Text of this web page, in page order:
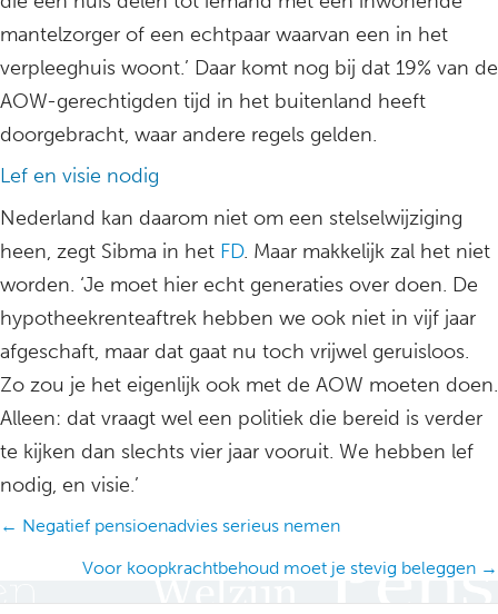
mantelzorger of een echtpaar waarvan een in het
verpleeghuis woont.’ Daar komt nog bij dat 19% van de
AOW-gerechtigden tijd in het buitenland heeft
doorgebracht, waar andere regels gelden.
Lef en visie nodig
Nederland kan daarom niet om een stelselwijziging
heen, zegt Sibma in het FD. Maar makkelijk zal het niet
worden. ‘Je moet hier echt generaties over doen. De
hypotheekrenteaftrek hebben we ook niet in vijf jaar
afgeschaft, maar dat gaat nu toch vrijwel geruisloos.
Zo zou je het eigenlijk ook met de AOW moeten doen.
Alleen: dat vraagt wel een politiek die bereid is verder
te kijken dan slechts vier jaar vooruit. We hebben lef
nodig, en visie.’
Posts
navigation
← Negatief pensioenadvies serieus nemen
Voor koopkrachtbehoud moet je stevig beleggen →